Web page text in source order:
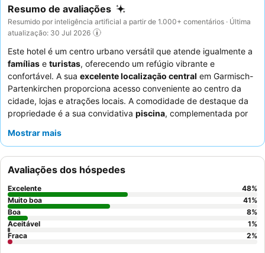
Resumo de avaliações
Resumido por inteligência artificial a partir de 1.000+ comentários · Última
atualização: 30 Jul 2026
Este hotel é um centro urbano versátil que atende igualmente a
famílias e turistas, oferecendo um refúgio vibrante e
confortável. A sua excelente localização central em Garmisch-
Partenkirchen proporciona acesso conveniente ao centro da
cidade, lojas e atrações locais. A comodidade de destaque da
propriedade é a sua convidativa piscina, complementada por
dedicada. Os hóspedes elogiam consistentemente os
almoço
recebe altas classificações pela sua seleção vasta e
fresca. Para uma experiência aprimorada, considere quartos
comvarandas que oferecem vistas deslumbrantes para a
montanha
Mostrar mais
Avaliações dos hóspedes
Excelente 48%
Muito boa
41%
Boa
8%
Aceitável
1%
Fraca
2%